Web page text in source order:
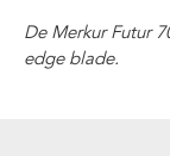
De Merkur Futur
edge blade.